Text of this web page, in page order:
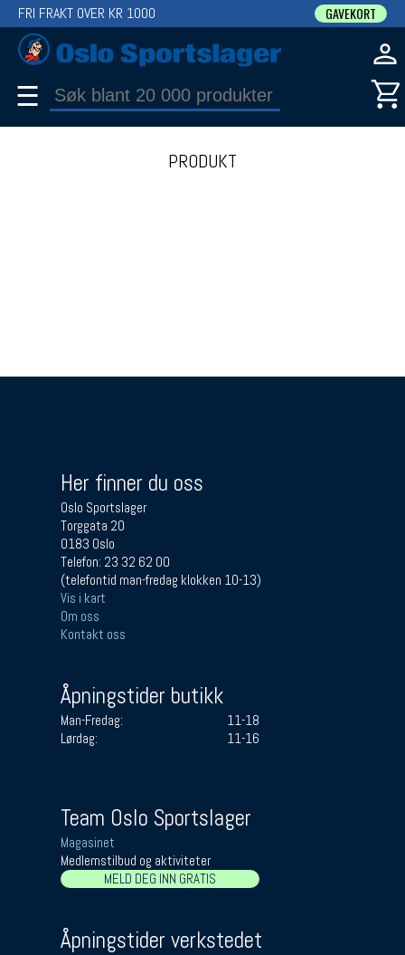
FRI FRAKT OVER KR 1000 GAVEKORT
☰
PRODUKT
Her finner du oss
Oslo Sportslager
Torggata 20
0183 Oslo
Telefon: 23 32 62 00
(telefontid man-fredag klokken 10-13)
Vis i kart
Om oss
Kontakt oss
Åpningstider butikk
Man-Fredag:
11-18
Lørdag:
11-16
Team Oslo Sportslager
Magasinet
Medlemstilbud og aktiviteter
MELD DEG INN GRATIS
Åpningstider verkstedet